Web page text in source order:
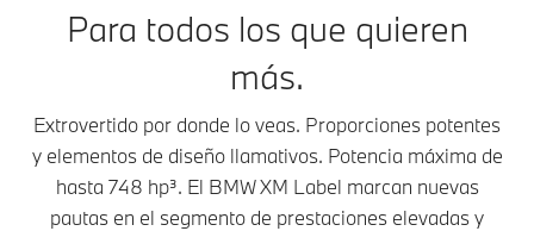
Para todos los que quieren
más.
Extrovertido por donde lo veas. Proporciones potentes
y elementos de diseño llamativos. Potencia máxima de
hasta 748 hp³. El BMW XM Label marcan nuevas
pautas en el segmento de prestaciones elevadas y